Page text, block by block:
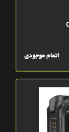
اتمام موجودی